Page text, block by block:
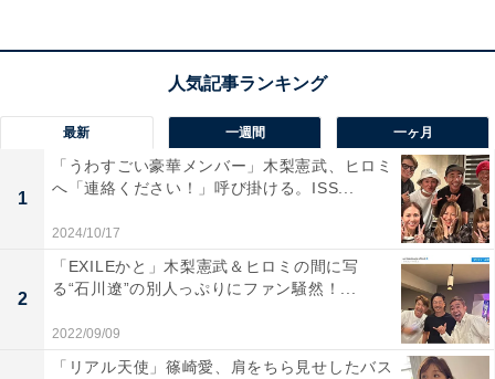
最新 一週間 一ヶ月
1
「うわすごい豪華メンバー」木梨憲武、ヒロミ
へ「連絡ください！」呼び掛ける。ISS...
2024/10/17
2
「EXILEかと」木梨憲武＆ヒロミの間に写
る“石川遼”の別人っぷりにファン騒然！...
2022/09/09
「リアル天使」篠崎愛、肩をちら見せしたバス